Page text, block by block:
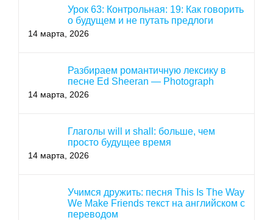
Урок 63: Контрольная: 19: Как говорить
о будущем и не путать предлоги
14 марта, 2026
Разбираем романтичную лексику в
песне Ed Sheeran — Photograph
14 марта, 2026
Глаголы will и shall: больше, чем
просто будущее время
14 марта, 2026
Учимся дружить: песня This Is The Way
We Make Friends текст на английском с
переводом